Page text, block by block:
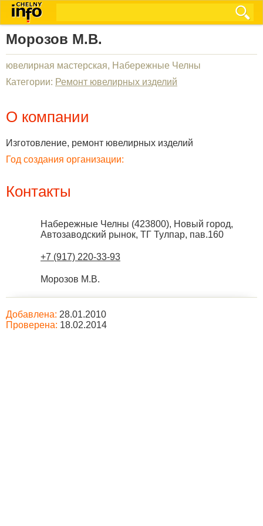
Морозов М.В.
ювелирная мастерская, Набережные Челны
Категории: Ремонт ювелирных изделий
О компании
Изготовление, ремонт ювелирных изделий
Год создания организации:
Контакты
Набережные Челны (423800), Новый город,
Автозаводский рынок, ТГ Тулпар, пав.160
+7 (917) 220-33-93
Морозов М.В.
Добавлена: 28.01.2010
Проверена: 18.02.2014